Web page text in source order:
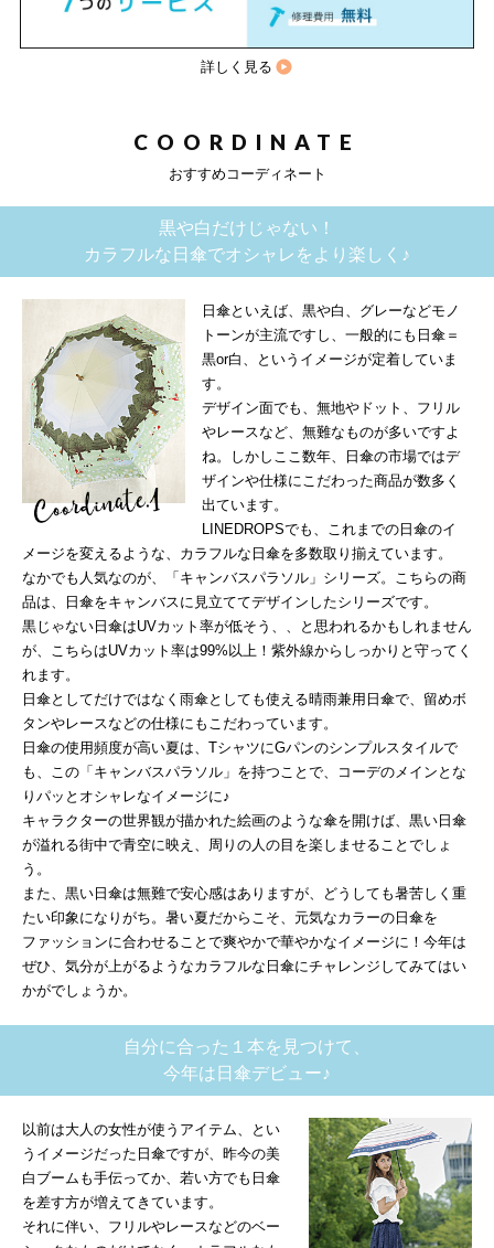
詳しく見る
COORDINATE
おすすめコーディネート
黒や白だけじゃない！
カラフルな日傘でオシャレをより楽しく♪
日傘といえば、黒や白、グレーなどモノ
トーンが主流ですし、一般的にも日傘＝
黒or白、というイメージが定着していま
す。
デザイン面でも、無地やドット、フリル
やレースなど、無難なものが多いですよ
ね。しかしここ数年、日傘の市場ではデ
ザインや仕様にこだわった商品が数多く
出ています。
LINEDROPSでも、これまでの日傘のイ
メージを変えるような、カラフルな日傘を多数取り揃えています。
なかでも人気なのが、「キャンバスパラソル」シリーズ。こちらの商
品は、日傘をキャンバスに見立ててデザインしたシリーズです。
黒じゃない日傘はUVカット率が低そう、、と思われるかもしれません
が、こちらはUVカット率は99%以上！紫外線からしっかりと守ってく
れます。
日傘としてだけではなく雨傘としても使える晴雨兼用日傘で、留めボ
タンやレースなどの仕様にもこだわっています。
日傘の使用頻度が高い夏は、TシャツにGパンのシンプルスタイルで
も、この「キャンバスパラソル」を持つことで、コーデのメインとな
りパッとオシャレなイメージに♪
キャラクターの世界観が描かれた絵画のような傘を開けば、黒い日傘
が溢れる街中で青空に映え、周りの人の目を楽しませることでしょ
う。
また、黒い日傘は無難で安心感はありますが、どうしても暑苦しく重
たい印象になりがち。暑い夏だからこそ、元気なカラーの日傘を
ファッションに合わせることで爽やかで華やかなイメージに！今年は
ぜひ、気分が上がるようなカラフルな日傘にチャレンジしてみてはい
かがでしょうか。
自分に合った１本を見つけて、
今年は日傘デビュー♪
以前は大人の女性が使うアイテム、とい
うイメージだった日傘ですが、昨今の美
白ブームも手伝ってか、若い方でも日傘
を差す方が増えてきています。
それに伴い、フリルやレースなどのベー